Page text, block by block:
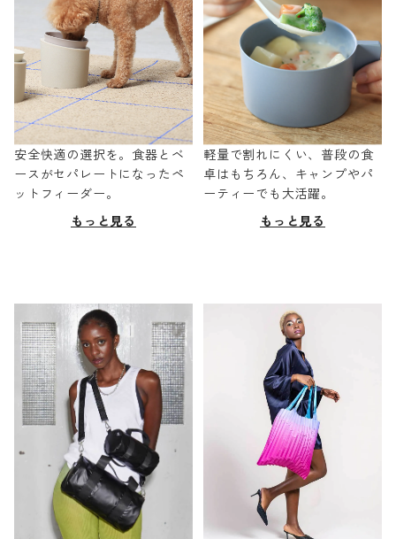
安全快適の選択を。食器とベ
ースがセパレートになったペ
ットフィーダー。
もっと見る
軽量で割れにくい、普段の食
卓はもちろん、キャンプやパ
ーティーでも大活躍。
もっと見る